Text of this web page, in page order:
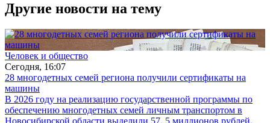
Другие новости на тему
Человек и общество
Сегодня, 16:07
28 многодетных семей региона получили сертификаты на
машины
В 2026 году на реализацию государственной программы по
обеспечению многодетных семей личным транспортом в